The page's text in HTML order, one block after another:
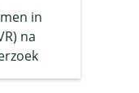
in
na